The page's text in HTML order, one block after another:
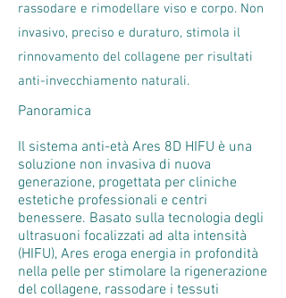
rassodare e rimodellare viso e corpo. Non
invasivo, preciso e duraturo, stimola il
rinnovamento del collagene per risultati
anti-invecchiamento naturali.
Panoramica
Il sistema anti-età Ares 8D HIFU è una
soluzione non invasiva di nuova
generazione, progettata per cliniche
estetiche professionali e centri
benessere. Basato sulla tecnologia degli
ultrasuoni focalizzati ad alta intensità
(HIFU), Ares eroga energia in profondità
nella pelle per stimolare la rigenerazione
del collagene, rassodare i tessuti